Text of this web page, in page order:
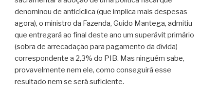
denominou de anticíclica (que implica mais despesas
agora), o ministro da Fazenda, Guido Mantega, admitiu
que entregará ao final deste ano um superávit primário
(sobra de arrecadação para pagamento da dívida)
correspondente a 2,3% do PIB. Mas ninguém sabe,
provavelmente nem ele, como conseguirá esse
resultado nem se será suficiente.